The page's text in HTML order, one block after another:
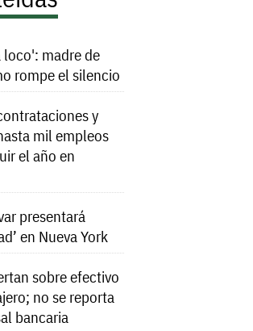
loco': madre de
rompe el silencio
y
mil empleos
el año en
presentará
en Nueva York
sobre efectivo
no se reporta
bancaria